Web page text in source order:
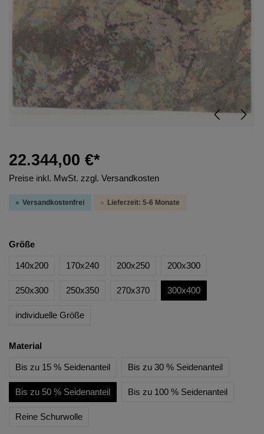
22.344,00 €*
Preise inkl. MwSt. zzgl. Versandkosten
Versandkostenfrei Lieferzeit: 5-6 Monate
Größe
140x200 170x240 200x250 200x300
250x300 250x350 270x370 300x400
individuelle Größe
Material
Bis zu 15 % Seidenanteil Bis zu 30 % Seidenanteil
Bis zu 50 % Seidenanteil Bis zu 100 % Seidenanteil
Reine Schurwolle